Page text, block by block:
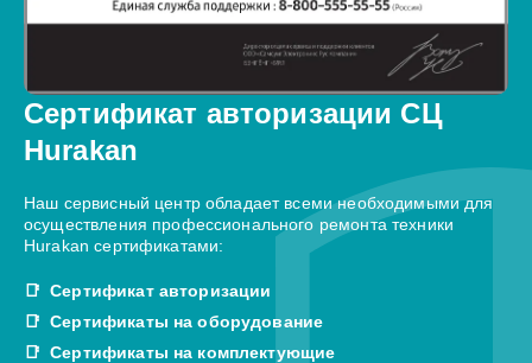
Сертификат авторизации СЦ
Hurakan
Наш сервисный центр обладает всеми необходимыми для
осуществления профессионального ремонта техники
Hurakan сертификатами:
Сертификат авторизации
Сертификаты на оборудование
Сертификаты на комплектующие